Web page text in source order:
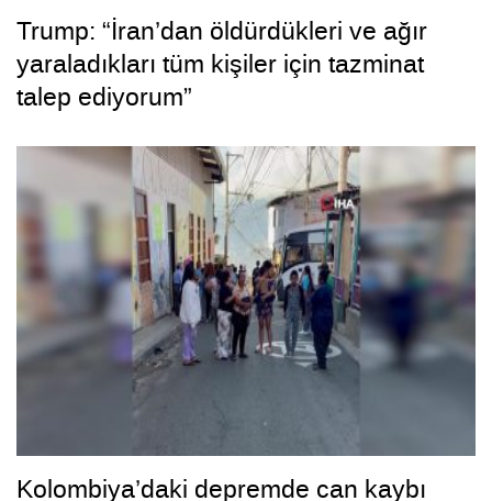
Trump: “İran’dan öldürdükleri ve ağır
yaraladıkları tüm kişiler için tazminat
talep ediyorum”
Kolombiya’daki depremde can kaybı